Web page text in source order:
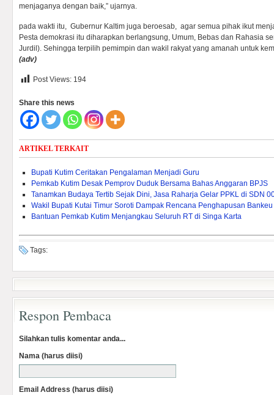
menjaganya dengan baik,” ujarnya.
pada wakti itu, Gubernur Kaltim juga beroesab, agar semua pihak ikut
Pesta demokrasi itu diharapkan berlangsung, Umum, Bebas dan Rahasia
Jurdil). Sehingga terpilih pemimpin dan wakil rakyat yang amanah untuk
(adv)
Post Views: 194
Share this news
ARTIKEL TERKAIT
Bupati Kutim Ceritakan Pengalaman Menjadi Guru
Pemkab Kutim Desak Pemprov Duduk Bersama Bahas Anggaran BPJS
Tanamkan Budaya Tertib Sejak Dini, Jasa Raharja Gelar PPKL di SDN
Wakil Bupati Kutai Timur Soroti Dampak Rencana Penghapusan
Bantuan Pemkab Kutim Menjangkau Seluruh RT di Singa Karta
Tags:
Respon Pembaca
Silahkan tulis komentar anda...
Nama (harus diisi)
Email Address (harus diisi)